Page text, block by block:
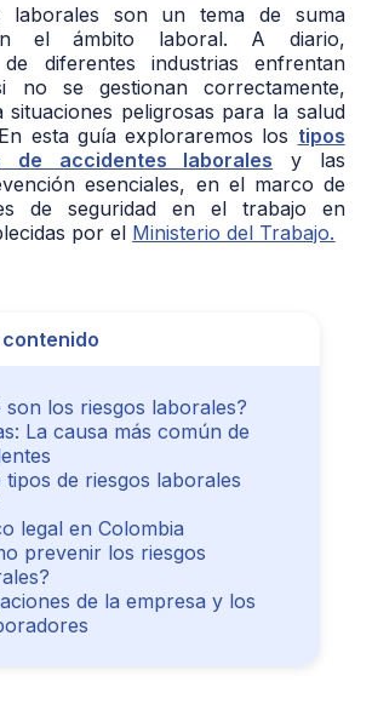
laborales son un tema de suma
el ámbito laboral. A diario,
diferentes industrias enfrentan
no se gestionan correctamente,
situaciones peligrosas para la salud
esta guía exploraremos los tipos
de accidentes laborales y las
esenciales, en el marco de
de seguridad en el trabajo en
por el Ministerio del Trabajo.
son los riesgos laborales?
La causa más común de
tipos de riesgos laborales
legal en Colombia
prevenir los riesgos
de la empresa y los